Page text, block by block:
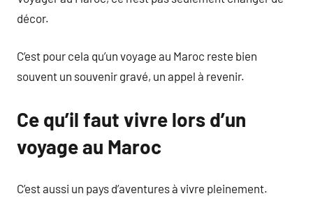
décor.
C’est pour cela qu’un voyage au Maroc reste bien
souvent un souvenir gravé, un appel à revenir.
Ce qu’il faut vivre lors d’un
voyage au Maroc
C’est aussi un pays d’aventures à vivre pleinement.